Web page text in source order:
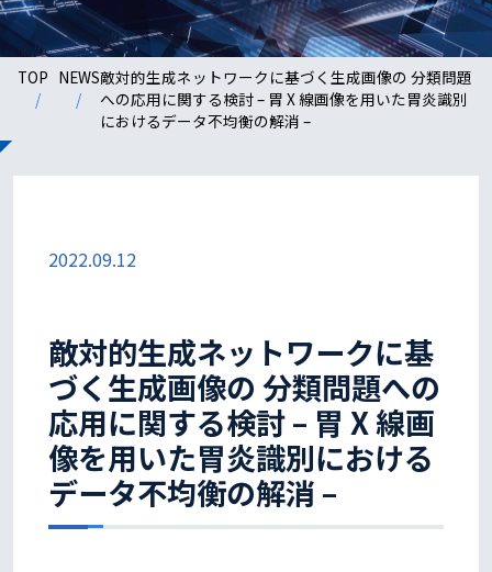
TOP NEWS敵対的生成ネットワークに基づく生成画像の 分類問題
への応用に関する検討 – 胃 X 線画像を用いた胃炎識別
におけるデータ不均衡の解消 –
2022.09.12
敵対的生成ネットワークに基
づく生成画像の 分類問題への
応用に関する検討 – 胃 X 線画
像を用いた胃炎識別における
データ不均衡の解消 –